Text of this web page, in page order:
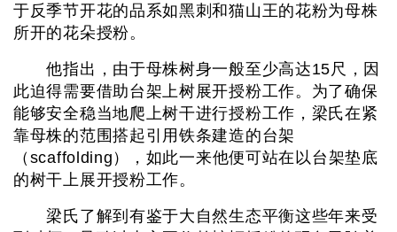
于反季节开花的品系如黑刺和猫山王的花粉为母株
所开的花朵授粉。
他指出，由于母株树身一般至少高达15尺，因
此迫得需要借助台架上树展开授粉工作。为了确保
能够安全稳当地爬上树干进行授粉工作，梁氏在紧
靠母株的范围搭起引用铁条建造的台架
（scaffolding），如此一来他便可站在以台架垫底
的树干上展开授粉工作。
梁氏了解到有鉴于大自然生态平衡这些年来受